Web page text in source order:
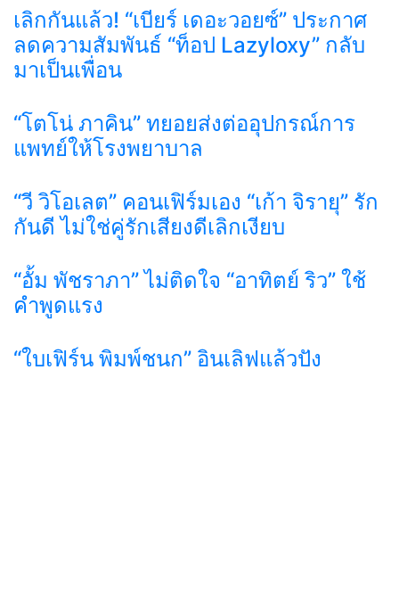
เลิกกันแล้ว! “เบียร์ เดอะวอยซ์” ประกาศ
ลดความสัมพันธ์ “ท็อป Lazyloxy” กลับ
มาเป็นเพื่อน
“โตโน่ ภาคิน” ทยอยส่งต่ออุปกรณ์การ
แพทย์ให้โรงพยาบาล
“วี วิโอเลต” คอนเฟิร์มเอง “เก้า จิรายุ” รัก
กันดี ไม่ใช่คู่รักเสียงดีเลิกเงียบ
“อั้ม พัชราภา” ไม่ติดใจ “อาทิตย์ ริว” ใช้
คำพูดแรง
“ใบเฟิร์น พิมพ์ชนก” อินเลิฟแล้วปัง